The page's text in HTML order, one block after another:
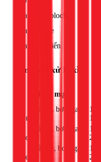
Thay tụ đề block
Thay remote
Thay cảm biến
Bơm gas, xử lý xì
Hạng mục
Xử lý xì tán, bơm gas
Mono
Xử lý xì tán, bơm gas
Inverter
Xử lý xì dàn, bơm gas
Inverter